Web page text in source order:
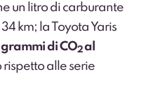
un litro di carburante
km; la Toyota Yaris
di CO2al
alle serie